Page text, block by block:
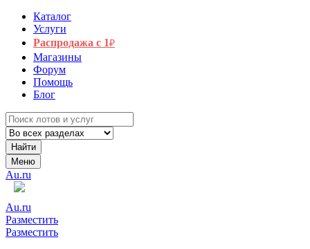
Каталог
Услуги
Распродажа с 1₽
Магазины
Форум
Помощь
Блог
Найти
Меню
Au.ru
Au.ru
Разместить
Разместить